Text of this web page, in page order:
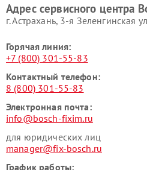
Адрес сервисного центра
г. Астрахань, 3-я Зеленгинская
Горячая линия:
+7 (800) 301-55-83
Контактный телефон:
8 (800) 301-55-83
Электронная почта:
info@bosch-fixim.ru
для юридических лиц
manager@fix-bosch.ru
График работы: